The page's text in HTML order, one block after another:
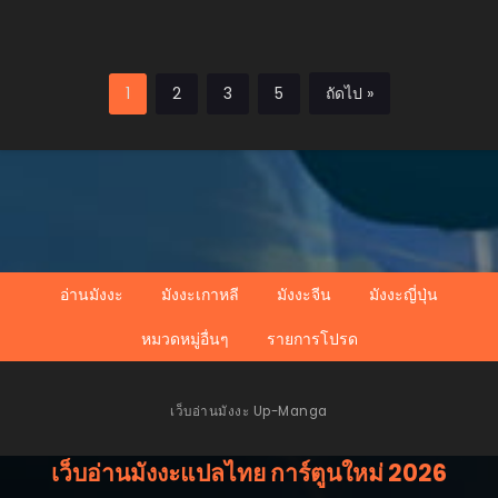
1 2 3 5 ถัดไป »
อ่านมังงะ มังงะเกาหลี มังงะจีน
มังงะญี่ปุ่น
หมวดหมู่อื่นๆ
รายการโปรด
เว็บอ่านมังงะ Up-Manga
เว็บอ่านมังงะแปลไทย การ์ตูนใหม่ 2026